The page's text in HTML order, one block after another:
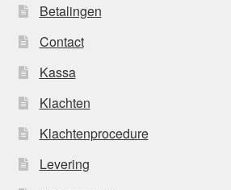
Betalingen
Contact
Kassa
Klachten
Klachtenprocedure
Levering